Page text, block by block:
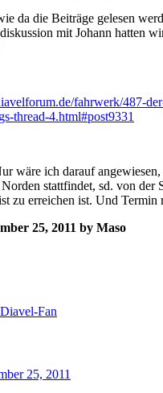
da die Beiträge gelesen
mit Johann hatten
fahrwerk/487-
thread-4.html#post9331
wäre ich darauf angewiesen,
stattfindet, sd. von der
zu erreichen ist. Und Termin
25, 2011 by Maso
25, 2011